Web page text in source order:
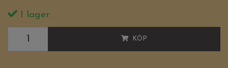
I lager.
KÖP